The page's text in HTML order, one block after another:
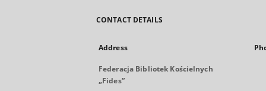
CONTACT DETAILS
Address
Federacja Bibliotek Kościelnych
„Fides”